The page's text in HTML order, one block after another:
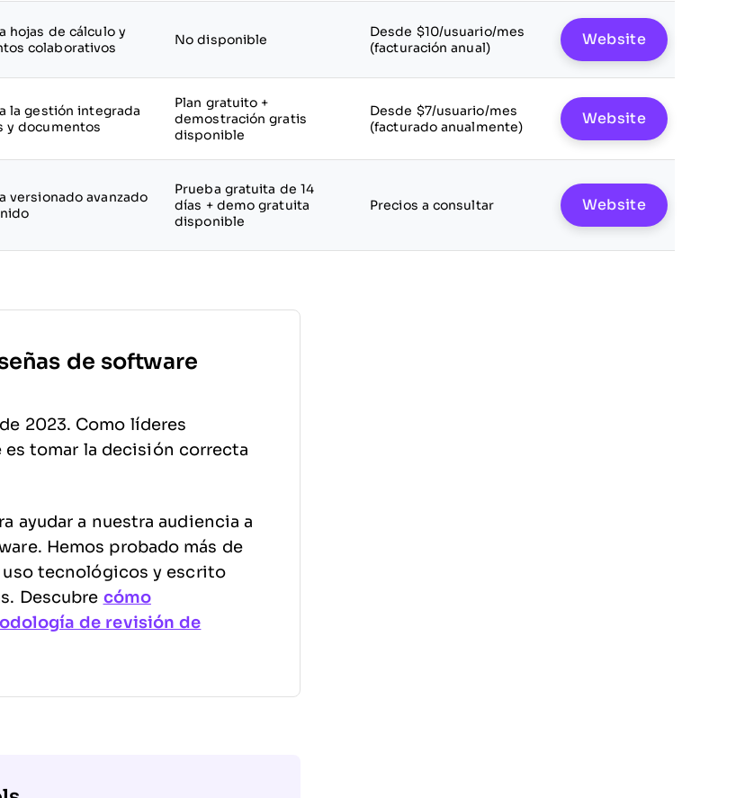
hojas de cálculo y
colaborativos
No disponible
Desde $10/usuario/mes
(facturación anual)
Website
la gestión integrada
y documentos
Plan gratuito +
demostración gratis
disponible
Desde $7/usuario/mes
(facturado anualmente)
Website
versionado avanzado
Prueba gratuita de 14
días + demo gratuita
disponible
Precios a consultar Website
de software
2023. Como líderes
tomar la decisión correcta
ayudar a nuestra audiencia a
Hemos probado más de
uso tecnológicos y escrito
Descubre cómo
de revisión de